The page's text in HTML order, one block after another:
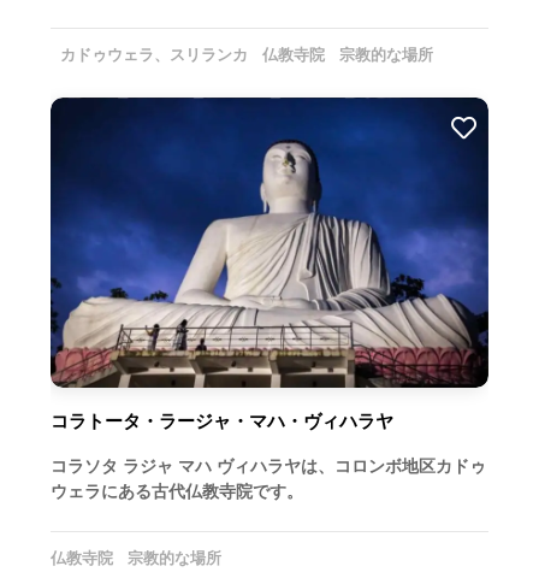
カドゥウェラ、スリランカ 仏教寺院 宗教的な場所
コラトータ・ラージャ・マハ・ヴィハラヤ
コラソタ ラジャ マハ ヴィハラヤは、コロンボ地区カドゥ
ウェラにある古代仏教寺院です。
仏教寺院 宗教的な場所